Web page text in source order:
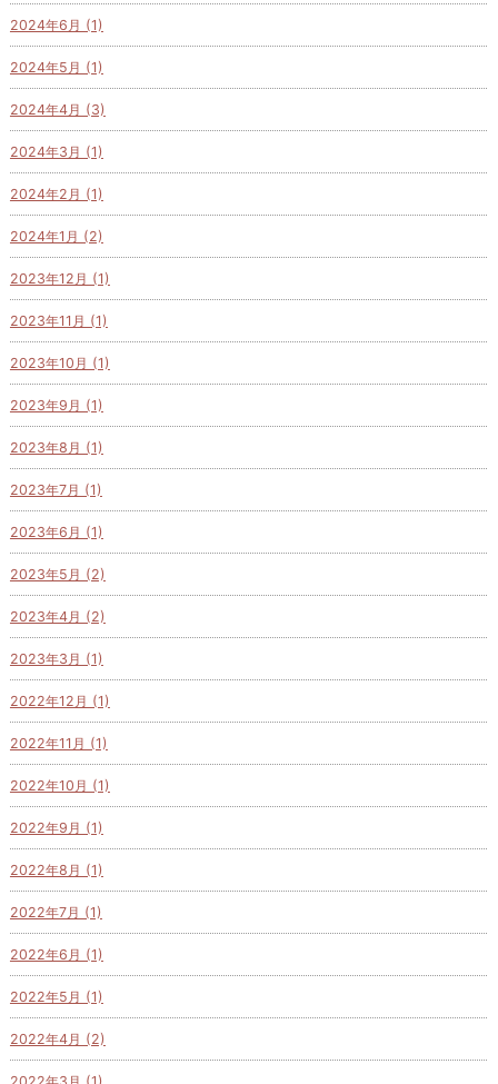
2024年6月 (1)
2024年5月 (1)
2024年4月 (3)
2024年3月 (1)
2024年2月 (1)
2024年1月 (2)
2023年12月 (1)
2023年11月 (1)
2023年10月 (1)
2023年9月 (1)
2023年8月 (1)
2023年7月 (1)
2023年6月 (1)
2023年5月 (2)
2023年4月 (2)
2023年3月 (1)
2022年12月 (1)
2022年11月 (1)
2022年10月 (1)
2022年9月 (1)
2022年8月 (1)
2022年7月 (1)
2022年6月 (1)
2022年5月 (1)
2022年4月 (2)